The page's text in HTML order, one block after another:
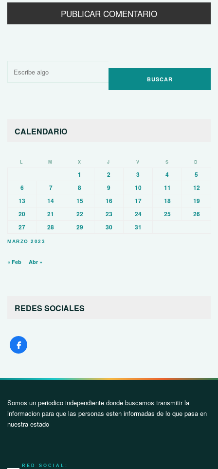
Buscar
CALENDARIO
MARZO 2023
L M X J V S D
1 2 3 4
5
6
7 8 9 10 11
12
13
14 15 16 17 18
19
20
21 22 23 24 25
26
27
28 29 30 31
« Feb Abr »
REDES SOCIALES
Somos un periodico independiente donde buscamos transmitir la
informacion para que las personas esten informadas de lo que pasa en
nuestra estado
RED SOCIAL: